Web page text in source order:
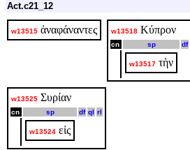
Act.c21_12
w13515 ἀναφάναντες w13518 Κύπρον
cn sp df
w13517 τὴν
w13525 Συρίαν
cn sp df ql rl
w13524 εἰς